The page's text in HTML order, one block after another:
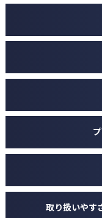
取り扱いやす